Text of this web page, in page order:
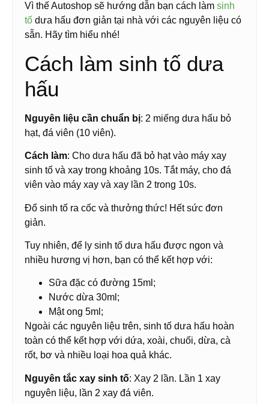
Vì thế Autoshop sẽ hướng dẫn bạn cách làm sinh
tố dưa hấu đơn giản tại nhà với các nguyên liệu có
sẵn. Hãy tìm hiểu nhé!
Cách làm sinh tố dưa
hấu
Nguyên liệu cần chuẩn bị: 2 miếng dưa hấu bỏ
hạt, đá viên (10 viên).
Cách làm: Cho dưa hấu đã bỏ hạt vào máy xay
sinh tố và xay trong khoảng 10s. Tắt máy, cho đá
viên vào máy xay và xay lần 2 trong 10s.
Đổ sinh tố ra cốc và thưởng thức! Hết sức đơn
giản.
Tuy nhiên, để ly sinh tố dưa hấu được ngon và
nhiều hương vị hơn, bạn có thể kết hợp với:
Sữa đặc có đường 15ml;
Nước dừa 30ml;
Mật ong 5ml;
Ngoài các nguyên liệu trên, sinh tố dưa hấu hoàn
toàn có thể kết hợp với dứa, xoài, chuối, dừa, cà
rốt, bơ và nhiều loại hoa quả khác.
Nguyên tắc xay sinh tố: Xay 2 lần. Lần 1 xay
nguyên liệu, lần 2 xay đá viên.